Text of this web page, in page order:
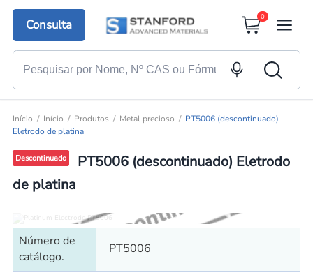
Consulta
0
Início Início Produtos Metal precioso
PT5006 (descontinuado)
Eletrodo de platina
Descontinuado
PT5006 (descontinuado) Eletrodo
de platina
Número de
catálogo.
PT5006